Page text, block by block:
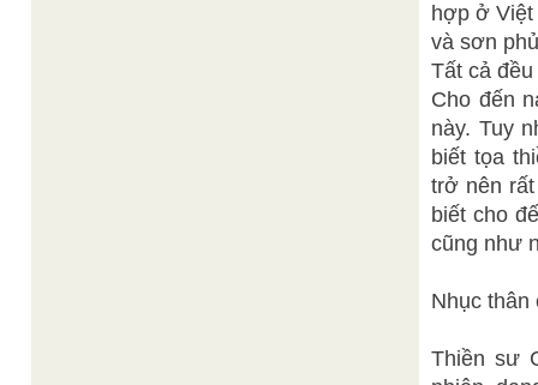
hợp ở
và sơn
Tất cả
Cho đến
này. Tuy
biết tọa
trở nên
biết cho
cũng như
Nhục
Thiền sư